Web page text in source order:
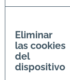
Eliminar
las cookies
del
dispositivo